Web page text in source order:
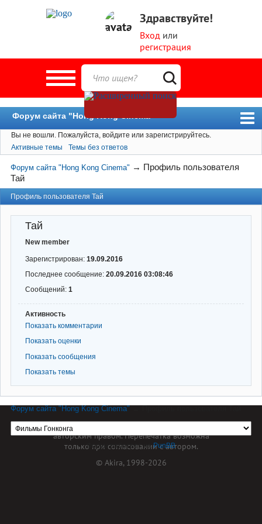
Здравствуйте!
Вход или
регистрация
Форум сайта "Hong Kong Cinema"
Форум
Новости
Пользователи
Поиск
Вы не вошли. Пожалуйста, войдите или зарегистрируйтесь.
Активные темы
Темы без ответов
Форум сайта "Hong Kong Cinema" → Профиль пользователя
Тай
Профиль пользователя Тай
Тай
New member
Зарегистрирован: 19.09.2016
Последнее сообщение: 20.09.2016 03:08:46
Сообщений: 1
Активность
Показать комментарии
Показать оценки
Показать сообщения
Показать темы
Форум сайта "Hong Kong Cinema"
Форум работает наPunBB
Материал сайта hkcinema.ru защищен
авторским правом. Перепечатка возможна
только при согласовании с автором.
© Akira, 1998-2026